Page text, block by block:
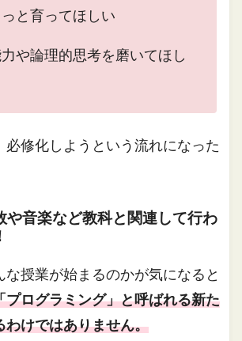
と育ってほしい
や論理的思考を磨いてほし
必修化しようという流れになった
や音楽など教科と関連して行わ
な授業が始まるのかが気になると
プログラミング」と呼ばれる新た
わけではありません。